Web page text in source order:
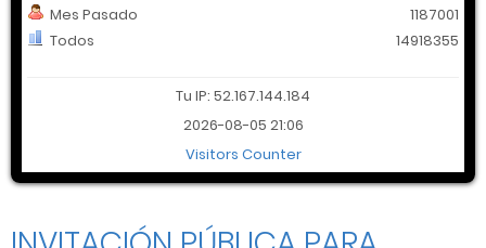
Mes Pasado
Todos
1187001
14918355
Tu IP: 52.167.144.184
2026-08-05 21:06
Visitors Counter